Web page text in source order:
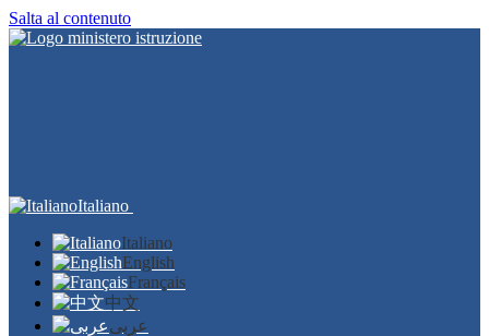
Salta al contenuto
Italiano
Italiano
English
Français
中文
عربى